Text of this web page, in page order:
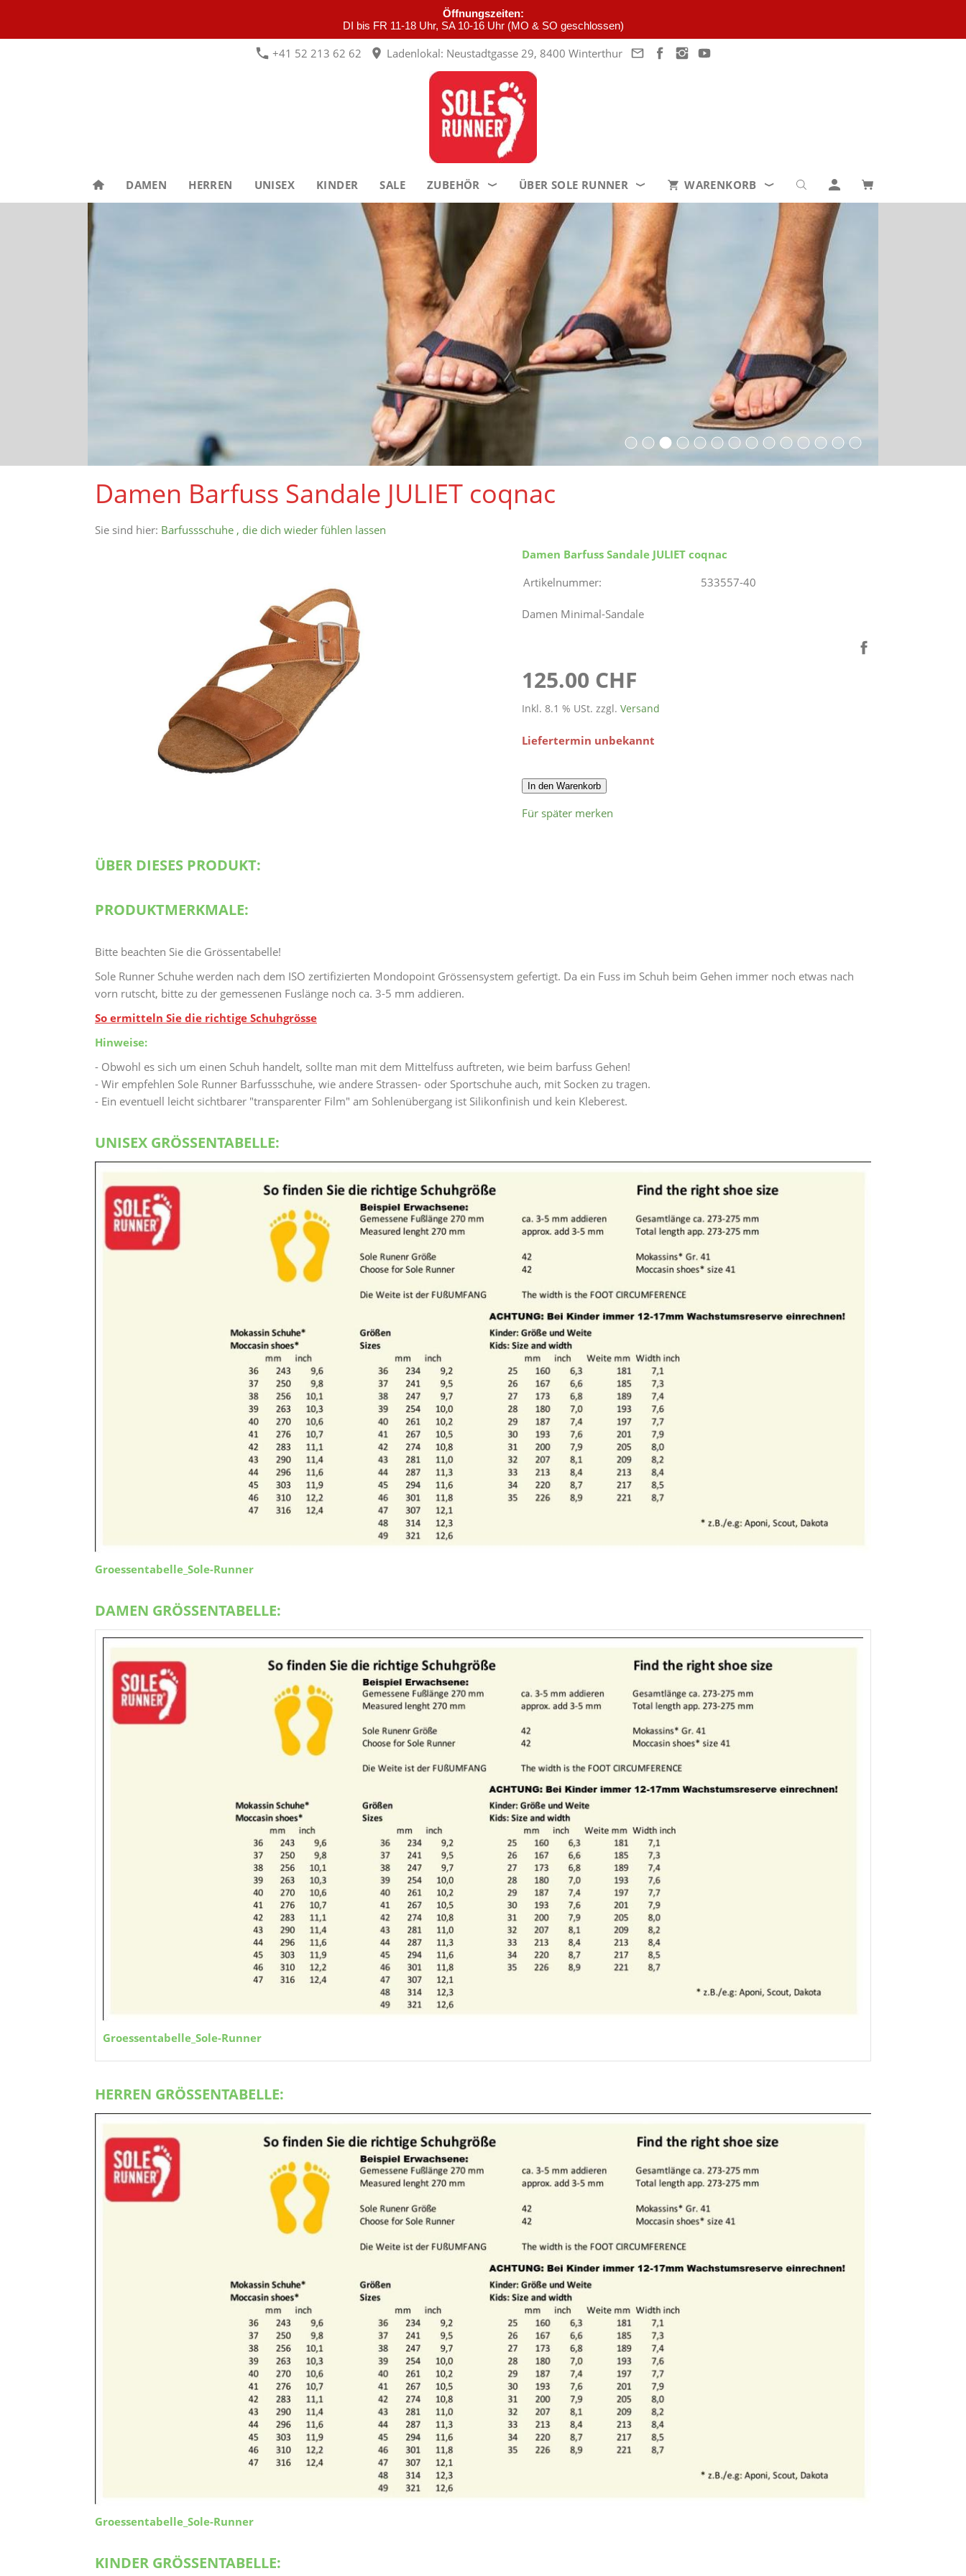
Öffnungszeiten:
DI bis FR 11-18 Uhr, SA 10-16 Uhr (MO & SO geschlossen)
+41 52 213 62 62 Ladenlokal: Neustadtgasse 29, 8400 Winterthur
DAMEN HERREN UNISEX KINDER SALE ZUBEHÖR ÜBER SOLE RUNNER WARENKORB
Damen Barfuss Sandale JULIET coqnac
Sie sind hier: Barfussschuhe , die dich wieder fühlen lassen
Damen Barfuss Sandale JULIET coqnac
Artikelnummer:
533557-40
Damen Minimal-Sandale
125.00 CHF
Inkl. 8.1 % USt. zzgl. Versand
Liefertermin unbekannt
In den Warenkorb
Für später merken
ÜBER DIESES PRODUKT:
PRODUKTMERKMALE:
Bitte beachten Sie die Grössentabelle!
Sole Runner Schuhe werden nach dem ISO zertifizierten Mondopoint Grössensystem gefertigt. Da ein Fuss im Schuh beim Gehen immer noch etwas nach
vorn rutscht, bitte zu der gemessenen Fuslänge noch ca. 3-5 mm addieren.
So ermitteln Sie die richtige Schuhgrösse
Hinweise:
- Obwohl es sich um einen Schuh handelt, sollte man mit dem Mittelfuss auftreten, wie beim barfuss Gehen!
- Wir empfehlen Sole Runner Barfussschuhe, wie andere Strassen- oder Sportschuhe auch, mit Socken zu tragen.
- Ein eventuell leicht sichtbarer "transparenter Film" am Sohlenübergang ist Silikonfinish und kein Kleberest.
UNISEX GRÖSSENTABELLE:
Groessentabelle_Sole-Runner
DAMEN GRÖSSENTABELLE:
Groessentabelle_Sole-Runner
HERREN GRÖSSENTABELLE:
Groessentabelle_Sole-Runner
KINDER GRÖSSENTABELLE: